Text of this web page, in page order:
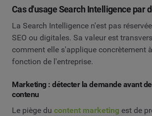
Cas d'usage Search Intelligence par
La Search Intelligence n'est pas
SEO ou digitales. Sa valeur est
comment elle s'applique concrètement
fonction de l'entreprise.
Marketing : détecter la demande avant
contenu
Le piège du content marketing est de